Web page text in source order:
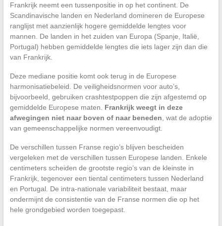
Frankrijk neemt een tussenpositie in op het continent. De
Scandinavische landen en Nederland domineren de Europese
ranglijst met aanzienlijk hogere gemiddelde lengtes voor
mannen. De landen in het zuiden van Europa (Spanje, Italië,
Portugal) hebben gemiddelde lengtes die iets lager zijn dan die
van Frankrijk.
Deze mediane positie komt ook terug in de Europese
harmonisatiebeleid. De veiligheidsnormen voor auto’s,
bijvoorbeeld, gebruiken crashtestpoppen die zijn afgestemd op
gemiddelde Europese maten. Frankrijk weegt in deze
afwegingen niet naar boven of naar beneden , wat de adoptie
van gemeenschappelijke normen vereenvoudigt.
De verschillen tussen Franse regio’s blijven bescheiden
vergeleken met de verschillen tussen Europese landen. Enkele
centimeters scheiden de grootste regio’s van de kleinste in
Frankrijk, tegenover een tiental centimeters tussen Nederland
en Portugal. De intra-nationale variabiliteit bestaat, maar
ondermijnt de consistentie van de Franse normen die op het
hele grondgebied worden toegepast.